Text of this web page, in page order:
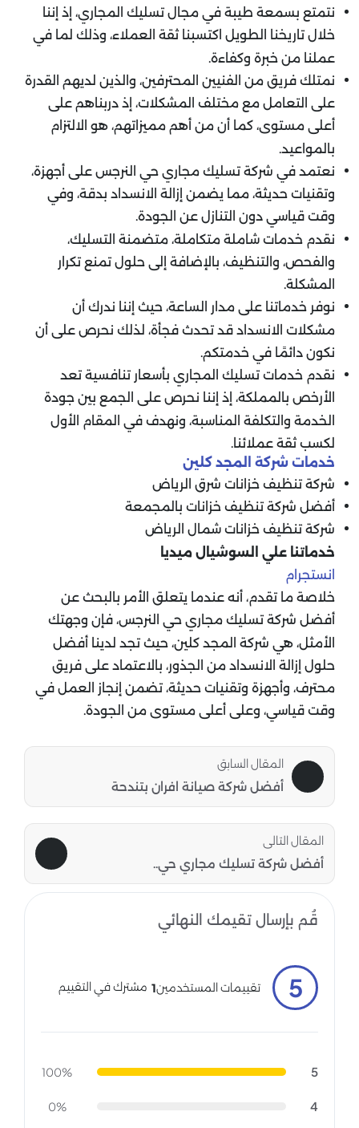
نتمتع بسمعة طيبة في مجال تسليك المجاري، إذ إننا
خلال تاريخنا الطويل اكتسبنا ثقة العملاء، وذلك لما في
عملنا من خبرة وكفاءة.
نمتلك فريق من الفنيين المحترفين، والذين لديهم القدرة
على التعامل مع مختلف المشكلات، إذ دربناهم على
أعلى مستوى، كما أن من أهم مميزاتهم، هو الالتزام
بالمواعيد.
نعتمد في شركة تسليك مجاري حي النرجس على أجهزة،
وتقنيات حديثة، مما يضمن إزالة الانسداد بدقة، وفي
وقت قياسي دون التنازل عن الجودة.
نقدم خدمات شاملة متكاملة، متضمنة التسليك،
والفحص، والتنظيف، بالإضافة إلى حلول تمنع تكرار
المشكلة.
نوفر خدماتنا على مدار الساعة، حيث إننا ندرك أن
مشكلات الانسداد قد تحدث فجأة، لذلك نحرص على أن
نكون دائمًا في خدمتكم.
نقدم خدمات تسليك المجاري بأسعار تنافسية تعد
الأرخص بالمملكة، إذ إننا نحرص على الجمع بين جودة
الخدمة والتكلفة المناسبة، ونهدف في المقام الأول
لكسب ثقة عملائنا.
خدمات شركة المجد كلين
شركة تنظيف خزانات شرق الرياض
أفضل شركة تنظيف خزانات بالمجمعة
شركة تنظيف خزانات شمال الرياض
خدماتنا علي السوشيال ميديا
انستجرام
خلاصة ما تقدم، أنه عندما يتعلق الأمر بالبحث عن
أفضل شركة تسليك مجاري حي النرجس، فإن وجهتك
الأمثل، هي شركة المجد كلين، حيث تجد لدينا أفضل
حلول إزالة الانسداد من الجذور، بالاعتماد على فريق
محترف، وأجهزة وتقنيات حديثة، تضمن إنجاز العمل في
وقت قياسي، وعلى أعلى مستوى من الجودة.
المقال السابق
أفضل شركة صيانة افران بتندحة
المقال التالى
أفضل شركة تسليك مجاري حي..
قُم بإرسال تقيمك النهائي
5 تقييمات المستخدمين1 مشترك في التقييم
5
100%
4
0%